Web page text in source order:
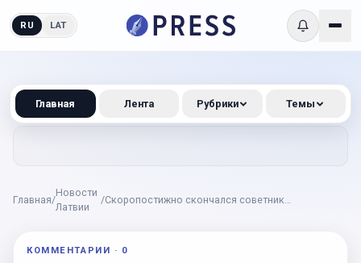
RU LAT
Главная/
Новости
Латвии
/Скоропостижно скончался советник
КОММЕНТАРИИ · 0
Главная Лента Рубрики Темы